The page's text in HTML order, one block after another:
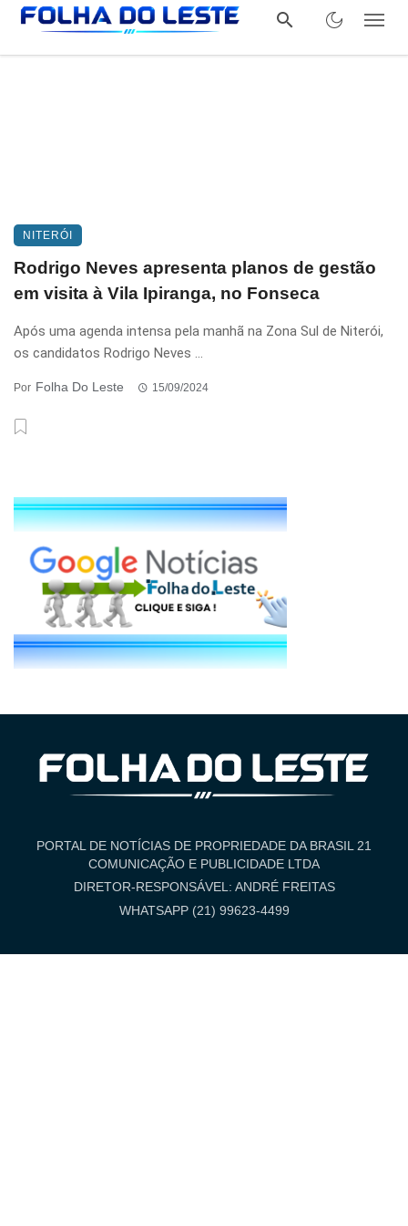
NITERÓI
Rodrigo Neves apresenta planos de gestão
em visita à Vila Ipiranga, no Fonseca
Após uma agenda intensa pela manhã na Zona Sul de Niterói,
os candidatos Rodrigo Neves ...
Por Folha Do Leste 15/09/2024
PORTAL DE NOTÍCIAS DE PROPRIEDADE DA BRASIL 21
COMUNICAÇÃO E PUBLICIDADE LTDA
DIRETOR-RESPONSÁVEL: ANDRÉ FREITAS
WHATSAPP (21) 99623-4499